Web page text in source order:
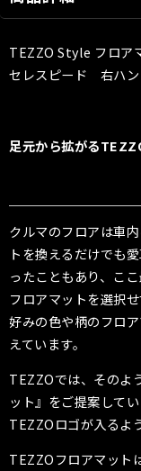
TEZZO Style フロ
セレスピード 右ハン
足元から拡がる
クルマのフロアは車
トを換えるだけでも
ったこともあり、こ
フロアマットを選択
好みの色や柄のフロ
えています。
TEZZOでは、そのよ
ット』をご提案して
TEZZOロゴが入るよ
TEZZOフロアマット